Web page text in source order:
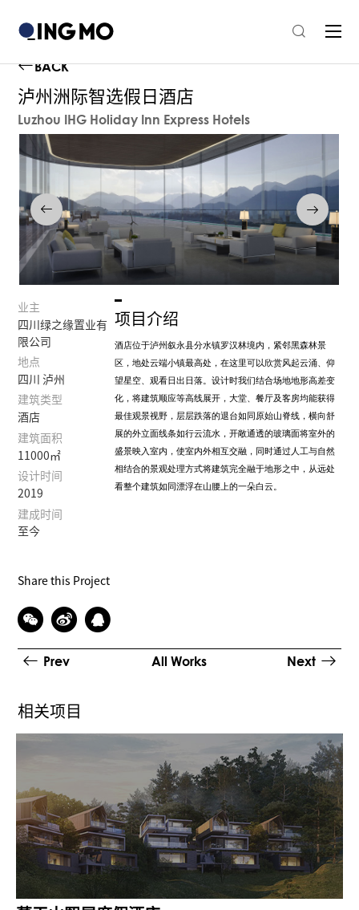
BACK
泸州洲际智选假日酒店
Luzhou IHG Holiday Inn Express Hotels
项目介绍
酒店位于泸州叙永县分水镇罗汉林境内，紧邻黑森林景
区，地处云端小镇最高处，在这里可以欣赏风起云涌、仰
望星空、观看日出日落。设计时我们结合场地地形高差变
化，将建筑顺应等高线展开，大堂、餐厅及客房均能获得
最佳观景视野，层层跌落的退台如同原始山脊线，横向舒
展的外立面线条如行云流水，开敞通透的玻璃面将室外的
盛景映入室内，使室内外相互交融，同时通过人工与自然
相结合的景观处理方式将建筑完全融于地形之中，从远处
看整个建筑如同漂浮在山腰上的一朵白云。
业主
四川绿之缘置业有
限公司
地点
四川 泸州
建筑类型
酒店
建筑面积
11000㎡
设计时间
2019
建成时间
至今
Share this Project
Prev All Works Next
相关项目